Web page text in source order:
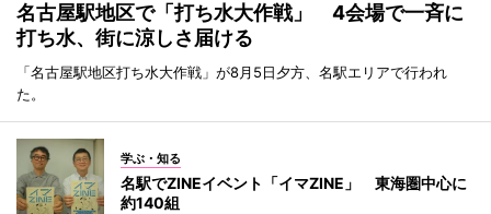
名古屋駅地区で「打ち水大作戦」 4会場で一斉に
打ち水、街に涼しさ届ける
「名古屋駅地区打ち水大作戦」が8月5日夕方、名駅エリアで行われ
た。
学ぶ・知る
名駅でZINEイベント「イマZINE」 東海圏中心に
約140組